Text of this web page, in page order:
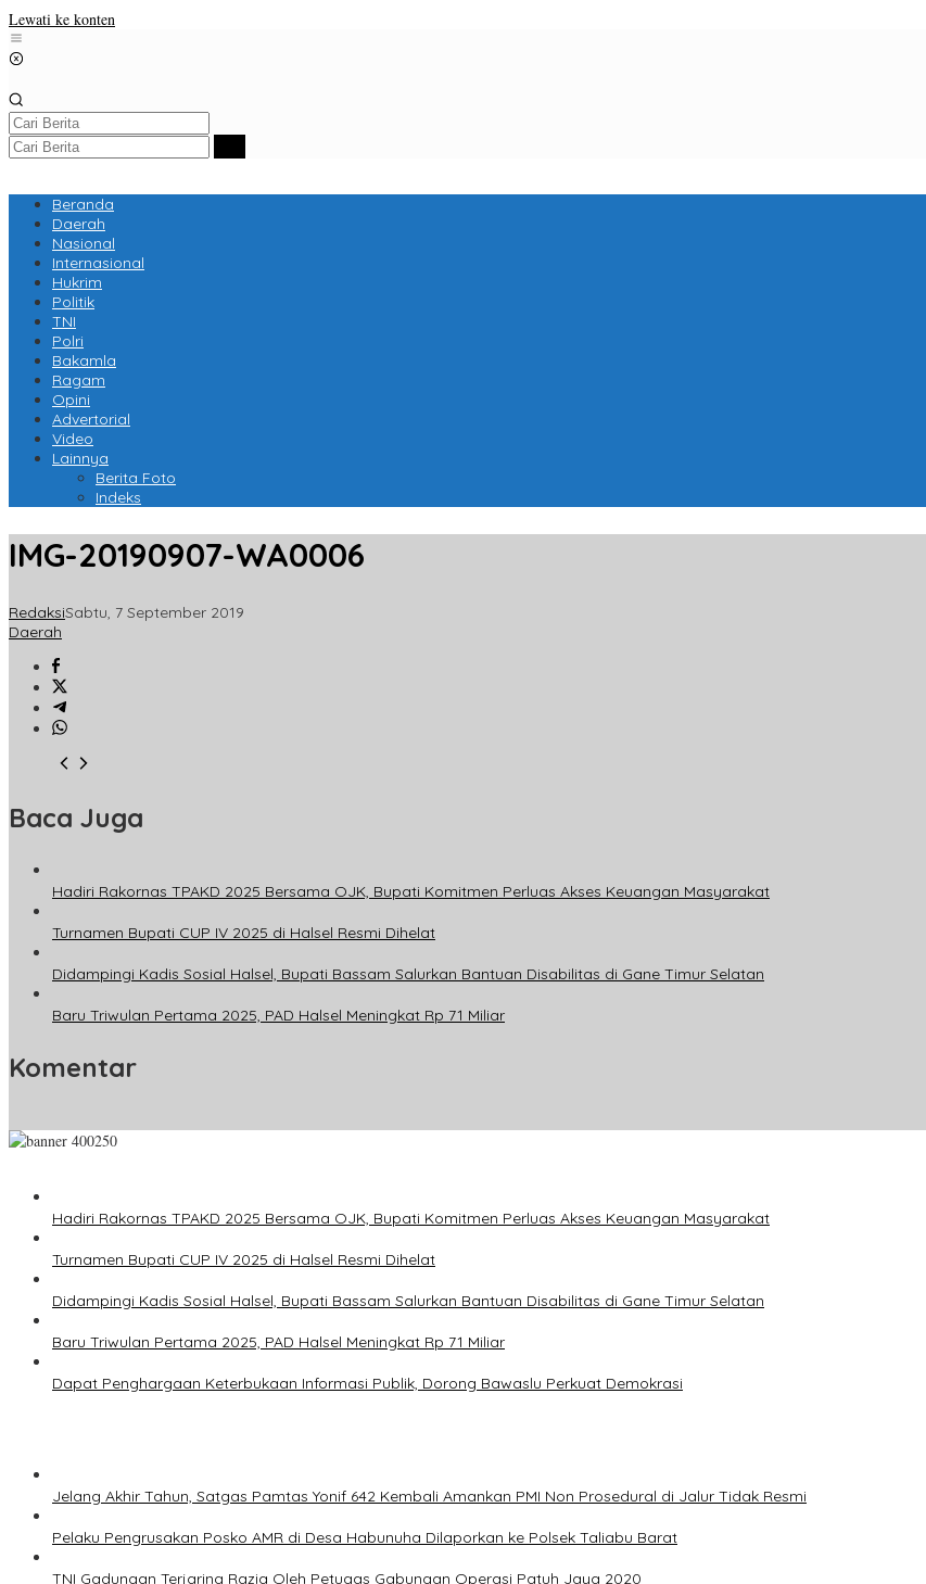
Lewati ke konten
Beranda
Daerah
Nasional
Internasional
Hukrim
Politik
TNI
Polri
Bakamla
Ragam
Opini
Advertorial
Video
Lainnya
Berita Foto
Indeks
IMG-20190907-WA0006
RedaksiSabtu, 7 September 2019
Daerah
Baca Juga
Hadiri Rakornas TPAKD 2025 Bersama OJK, Bupati Komitmen Perluas Akses Keuangan Masyarakat
Turnamen Bupati CUP IV 2025 di Halsel Resmi Dihelat
Didampingi Kadis Sosial Halsel, Bupati Bassam Salurkan Bantuan Disabilitas di Gane Timur Selatan
Baru Triwulan Pertama 2025, PAD Halsel Meningkat Rp 71 Miliar
Komentar
Hadiri Rakornas TPAKD 2025 Bersama OJK, Bupati Komitmen Perluas Akses Keuangan Masyarakat
Turnamen Bupati CUP IV 2025 di Halsel Resmi Dihelat
Didampingi Kadis Sosial Halsel, Bupati Bassam Salurkan Bantuan Disabilitas di Gane Timur Selatan
Baru Triwulan Pertama 2025, PAD Halsel Meningkat Rp 71 Miliar
Dapat Penghargaan Keterbukaan Informasi Publik, Dorong Bawaslu Perkuat Demokrasi
Jelang Akhir Tahun, Satgas Pamtas Yonif 642 Kembali Amankan PMI Non Prosedural di Jalur Tidak Resmi
Pelaku Pengrusakan Posko AMR di Desa Habunuha Dilaporkan ke Polsek Taliabu Barat
TNI Gadungan Terjaring Razia Oleh Petugas Gabungan Operasi Patuh Jaya 2020